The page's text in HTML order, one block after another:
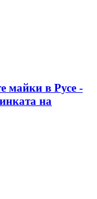
майки в Русе -
на